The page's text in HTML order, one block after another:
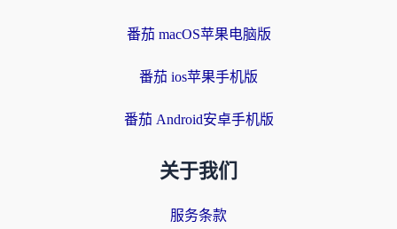
番茄 macOS苹果电脑版
番茄 ios苹果手机版
番茄 Android安卓手机版
关于我们
服务条款